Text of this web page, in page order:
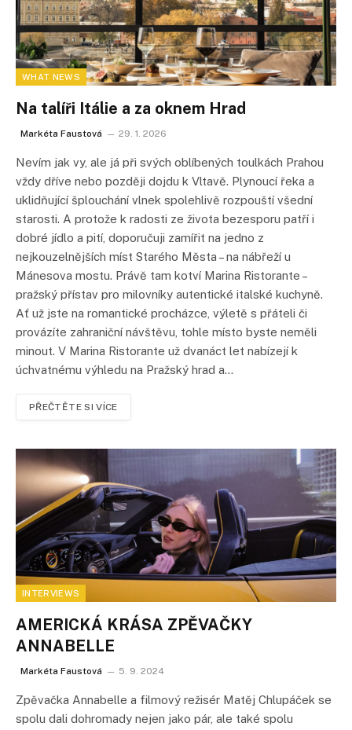
WHAT NEWS
Na talíři Itálie a za oknem Hrad
Markéta Faustová 29. 1. 2026
Nevím jak vy, ale já při svých oblíbených toulkách Prahou
vždy dříve nebo později dojdu k Vltavě. Plynoucí řeka a
uklidňující šplouchání vlnek spolehlivě rozpouští všední
starosti. A protože k radosti ze života bezesporu patří i
dobré jídlo a pití, doporučuji zamířit na jedno z
nejkouzelnějších míst Starého Města – na nábřeží u
Mánesova mostu. Právě tam kotví Marina Ristorante –
pražský přístav pro milovníky autentické italské kuchyně.
Ať už jste na romantické procházce, výletě s přáteli či
provázíte zahraniční návštěvu, tohle místo byste neměli
minout. V Marina Ristorante už dvanáct let nabízejí k
úchvatnému výhledu na Pražský hrad a…
PŘEČTĚTE SI VÍCE
INTERVIEWS
AMERICKÁ KRÁSA ZPĚVAČKY
ANNABELLE
Markéta Faustová 5. 9. 2024
Zpěvačka Annabelle a filmový režisér Matěj Chlupáček se
spolu dali dohromady nejen jako pár, ale také spolu